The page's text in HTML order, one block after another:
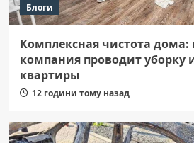
Блоги
Комплексная чистота дома:
компания проводит уборку
квартиры
12 години тому назад